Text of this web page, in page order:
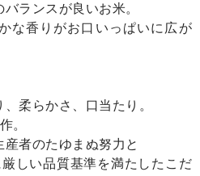
ランスが良いお米。
な香りがお口いっぱいに広が
柔らかさ、口当たり。
。
者のたゆまぬ努力と
しい品質基準を満たしたこだ